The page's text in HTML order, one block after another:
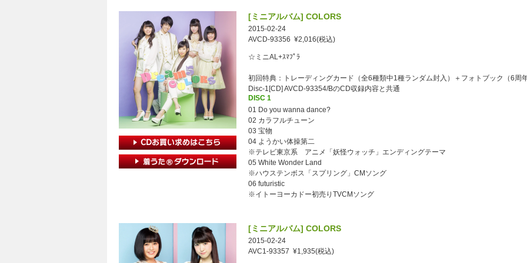
[ミニアルバム] COLORS
2015-02-24
AVCD-93356 ¥2,016(税込)
☆ミニAL+ｽﾏﾌﾟﾗ
初回特典：トレーディングカード（全6種類中1種ランダム封入）＋フォトブック（6周年
Disc-1[CD] AVCD-93354/BのCD収録内容と共通
DISC 1
01 Do you wanna dance?
02 カラフルチューン
03 宝物
04 ようかい体操第二
※テレビ東京系 アニメ「妖怪ウォッチ」エンディングテーマ
05 White Wonder Land
※ハウステンボス「スプリング」CMソング
06 futuristic
※イトーヨーカドー初売りTVCMソング
[ミニアルバム] COLORS
2015-02-24
AVC1-93357 ¥1,935(税込)